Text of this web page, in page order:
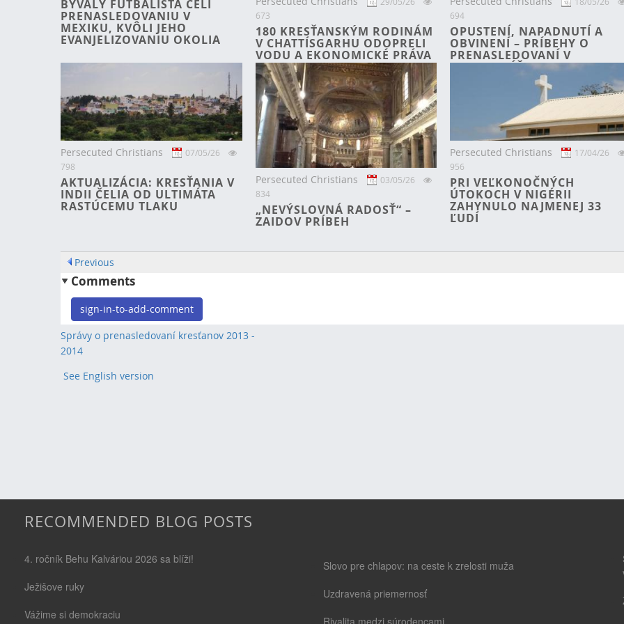
BÝVALÝ FUTBALISTA ČELÍ
PRENASLEDOVANIU V
MEXIKU, KVÔLI JEHO
EVANJELIZOVANIU OKOLIA
673
180 KRESŤANSKÝM RODINÁM
V CHATTÍSGARHU ODOPRELI
VODU A EKONOMICKÉ PRÁVA
694
OPUSTENÍ, NAPADNUTÍ A
OBVINENÍ – PRÍBEHY O
PRENASLEDOVANÍ V
BANGLADÉŠI
Persecuted Christians
07/05/26
798
AKTUALIZÁCIA: KRESŤANIA V
INDII ČELIA OD ULTIMÁTA
RASTÚCEMU TLAKU
Persecuted Christians
03/05/26
834
„NEVÝSLOVNÁ RADOSŤ“ –
ZAIDOV PRÍBEH
Persecuted Christians
17/04/26
956
PRI VEĽKONOČNÝCH
ÚTOKOCH V NIGÉRII
ZAHYNULO NAJMENEJ 33
ĽUDÍ
Previous
Comments
sign-in-to-add-comment
Správy o prenasledovaní kresťanov 2013 -
2014
See English version
RECOMMENDED BLOG POSTS
4. ročník Behu Kalváriou 2026 sa blíži!
Ježišove ruky
Vážime si demokraciu
Slovo pre chlapov: na ceste k zrelosti muža
Uzdravená priemernosť
Rivalita medzi súrodencami